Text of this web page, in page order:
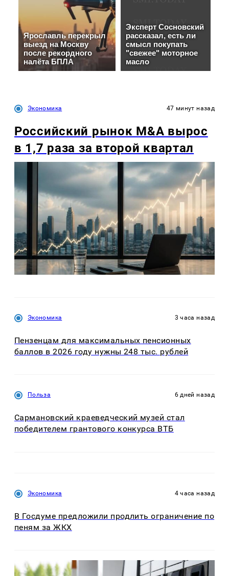
Экономика 47 минут назад
Российский рынок M&A вырос
в 1,7 раза за второй квартал
Экономика 3 часа назад
Пензенцам для максимальных пенсионных
баллов в 2026 году нужны 248 тыс. рублей
Польза 6 дней назад
Сармановский краеведческий музей стал
победителем грантового конкурса ВТБ
Экономика 4 часа назад
В Госдуме предложили продлить ограничение по
пеням за ЖКХ